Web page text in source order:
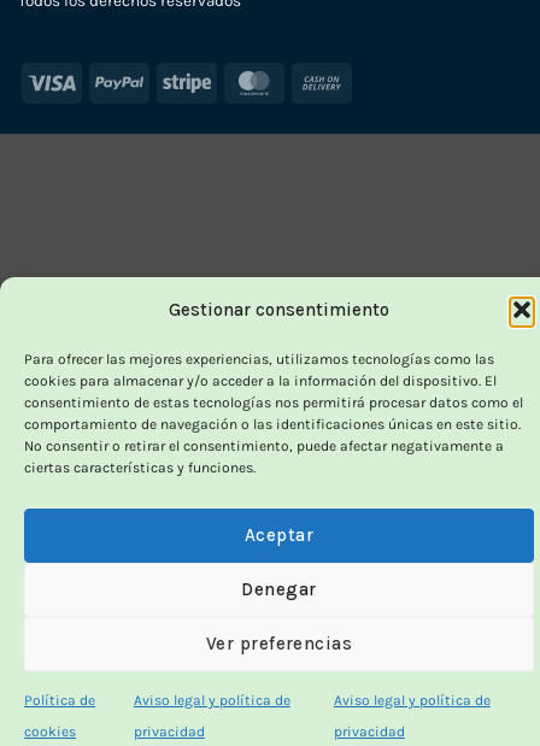
Gestionar consentimiento
Para ofrecer las mejores experiencias, utilizamos tecnologías como las
cookies para almacenar y/o acceder a la información del dispositivo. El
consentimiento de estas tecnologías nos permitirá procesar datos como el
comportamiento de navegación o las identificaciones únicas en este sitio.
No consentir o retirar el consentimiento, puede afectar negativamente a
ciertas características y funciones.
Aceptar
Denegar
Ver preferencias
Política de
cookies
Aviso legal y política de
privacidad
Aviso legal y política de
privacidad
Visa PayPal Stripe MasterCard